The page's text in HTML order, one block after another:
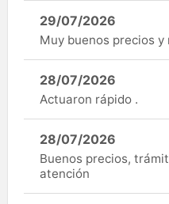
29/07/2026
Muy buenos precios y
28/07/2026
Actuaron rápido .
28/07/2026
Buenos precios,
atención